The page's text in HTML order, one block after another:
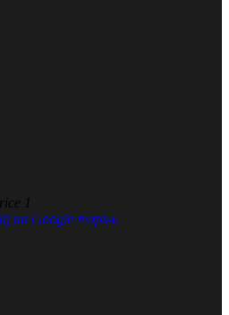
1
na Google maps-u